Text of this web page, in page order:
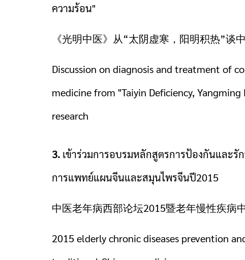
ความร้อน"
《光明中医》从“太阴虚寒，阳明积热”谈
Discussion on diagnosis and treatment of
medicine from "Taiyin Deficiency,
research
3. เข้าร่วมการอบรมหลักสูตรการป้องกันและรั
การแพทย์แผนจีนและสมุนไพรจีนปี2015
中医老年病西部论坛2015暨老年慢性疾病
2015 elderly chronic diseases prevention